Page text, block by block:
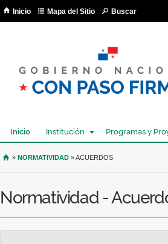
Inicio Mapa del Sitio Buscar
Inicio Institución Programas y
USTED SE ENCUENTRA AQUÍ
» NORMATIVIDAD » ACUERDOS
Normatividad -